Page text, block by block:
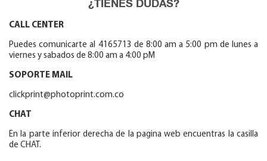
¿TIENES DUDAS?
CALL CENTER
Puedes comunicarte al 4165713 de 8:00 am a 5:00 pm de lunes a
viernes y sabados de 8:00 am a 4:00 pM
SOPORTE MAIL
clickprint@photoprint.com.co
CHAT
En la parte inferior derecha de la pagina web encuentras la casilla
de CHAT.